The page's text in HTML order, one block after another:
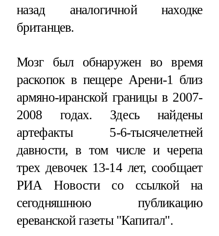
назад аналогичной находке
британцев.
Мозг был обнаружен во время
раскопок в пещере Арени-1 близ
армяно-иранской границы в 2007-
2008 годах. Здесь найдены
артефакты 5-6-тысячелетней
давности, в том числе и черепа
трех девочек 13-14 лет, сообщает
РИА Новости со ссылкой на
сегодняшнюю публикацию
ереванской газеты "Капитал".